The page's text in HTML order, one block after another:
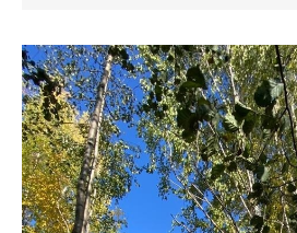
Политика конфиденциальности
Пользовательское соглашение
Реквизиты
*Instagram💧
Телеграм